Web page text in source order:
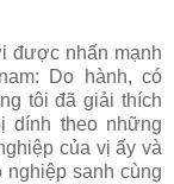
được nhấn mạnh
Do hành, có
tôi đã giải thích
dính theo những
của vị ấy và
nghiệp sanh cùng